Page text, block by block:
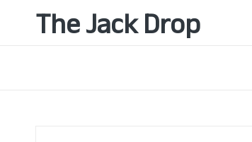
The Jack Drop
Passionné